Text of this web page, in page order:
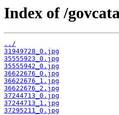
Index of /
../
31949728_0.jpg
35555923_0.jpg
35555942_0.jpg
36622676_0.jpg
36622676_1.jpg
36622676_2.jpg
37244713_0.jpg
37244713_1.jpg
37295211_0.jpg